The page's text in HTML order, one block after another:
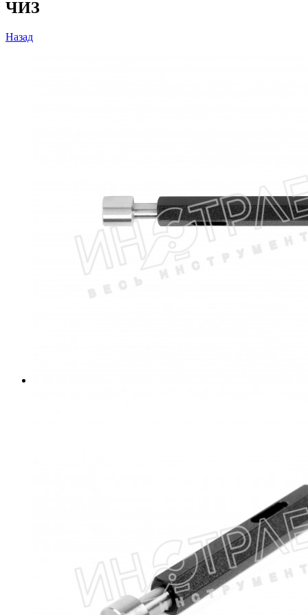
ЧИЗ
Назад